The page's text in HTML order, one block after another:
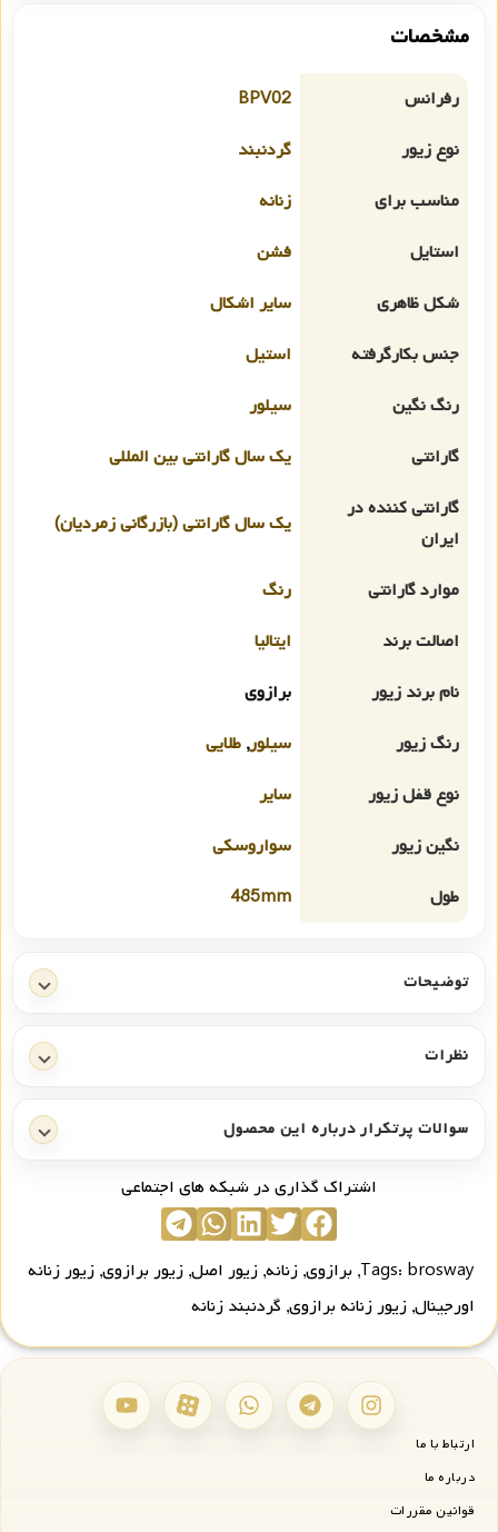
مشخصات
رفرانس
BPV02
نوع زیور
گردنبند
مناسب برای
زنانه
استایل
فشن
شکل ظاهری
سایر اشکال
جنس بکارگرفته
استیل
رنگ نگین
سیلور
گارانتی
یک سال گارانتی بین المللی
گارانتی کننده در
ایران
یک سال گارانتی (بازرگانی زمردیان)
موارد گارانتی
رنگ
اصالت برند
ایتالیا
نام برند زیور
برازوی
رنگ زیور
سیلور, طلایی
نوع قفل زیور
سایر
نگین زیور
سواروسکی
طول
485mm
توضیحات
نظرات
سوالات پرتکرار درباره این محصول
اشتراک گذاری در شبکه های اجتماعی
Tags: brosway
, برازوی, زنانه, زیور اصل, زیور برازوی, زیور زنانه
اورجینال, زیور زنانه برازوی, گردنبند زنانه
ارتباط با ما
درباره ما
قوانین مقررات